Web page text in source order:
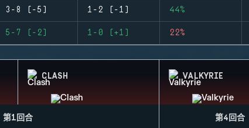
3-8 (-5) 1-2 (-1) 44%
5-7 (-2) 1-0 (+1) 22%
CLASH VALKYRIE
第1回合 第4回合